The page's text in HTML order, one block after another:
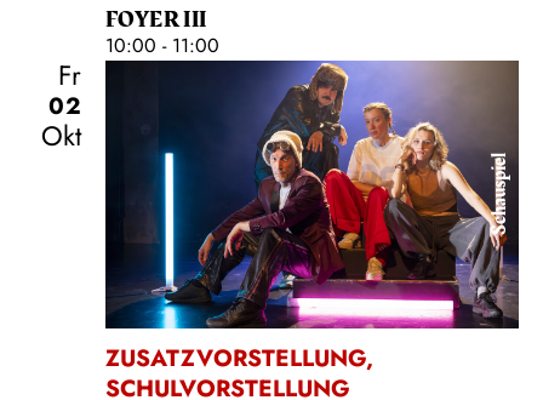
FOYER III
10:00 - 11:00
Fr
02
Okt
Schauspiel
ZUSATZVORSTELLUNG,
SCHULVORSTELLUNG